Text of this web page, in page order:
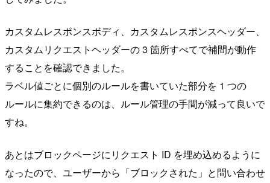
カスタムレスポンスボディ、カスタムレスポンスヘッダー、
カスタムリクエストヘッダーの 3 箇所すべてで補間が動作
することを確認できました。
ラベル値ごとに個別のルールを書いていた部分を 1 つの
ルールに集約できるのは、ルール管理の手間が減って良いで
すね。
あとはブロックページにリクエスト ID を埋め込めるように
なったので、ユーザーから「ブロックされた」と問い合わせ